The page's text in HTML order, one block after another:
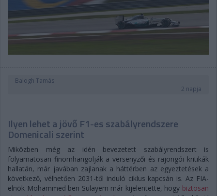
Balogh Tamás
2 napja
Ilyen lehet a jövő F1-es szabályrendszere
Domenicali szerint
Miközben még az idén bevezetett szabályrendszert is
folyamatosan finomhangolják a versenyzői és rajongói kritikák
hallatán, már javában zajlanak a háttérben az egyeztetések a
következő, vélhetően 2031-től induló ciklus kapcsán is. Az FIA-
elnök Mohammed ben Sulayem már kijelentette, hogy biztosan